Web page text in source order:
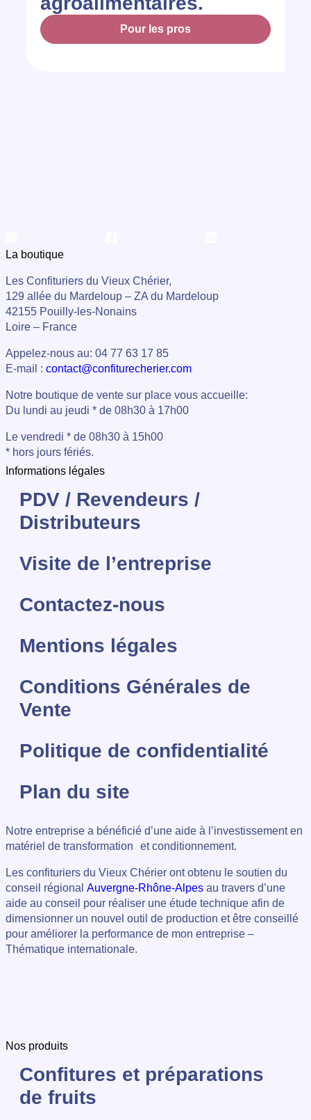
Pour les pros
La boutique
Les Confituriers du Vieux Chérier,
129 allée du Mardeloup – ZA du Mardeloup
42155 Pouilly-les-Nonains
Loire – France
Appelez-nous au: 04 77 63 17 85
E-mail : contact@confiturecherier.com
Notre boutique de vente sur place vous accueille:
Du lundi au jeudi * de 08h30 à 17h00
Le vendredi * de 08h30 à 15h00
* hors jours fériés.
Informations légales
PDV / Revendeurs /
Distributeurs
Visite de l’entreprise
Contactez-nous
Mentions légales
Conditions Générales de
Vente
Politique de confidentialité
Plan du site
Notre entreprise a bénéficié d’une aide à l’investissement en
matériel de transformation et conditionnement.
Les confituriers du Vieux Chérier ont obtenu le soutien du
conseil régional Auvergne-Rhône-Alpes au travers d’une
aide au conseil pour réaliser une étude technique afin de
dimensionner un nouvel outil de production et être conseillé
pour améliorer la performance de mon entreprise –
Thématique internationale.
Nos produits
Confitures et préparations
de fruits